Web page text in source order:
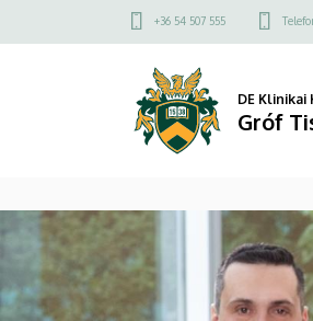
Felső
menü
+36 54 507 555
DE Klinikai
Gróf